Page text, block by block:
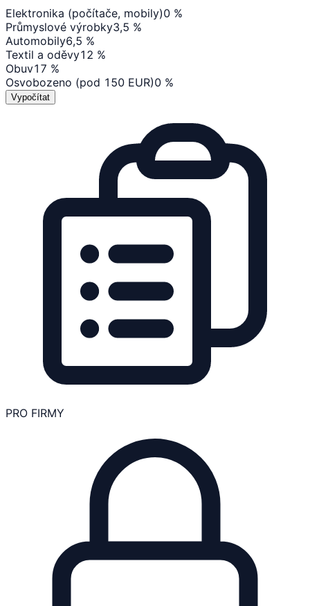
Elektronika (počítače, mobily)0 %
Průmyslové výrobky3,5 %
Automobily6,5 %
Textil a oděvy12 %
Obuv17 %
Osvobozeno (pod 150 EUR)0 %
Vypočítat
PRO FIRMY